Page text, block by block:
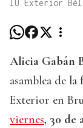
IU Exterior
Alicia Gabán
asamblea de
Exterior en
viernes, 30 de